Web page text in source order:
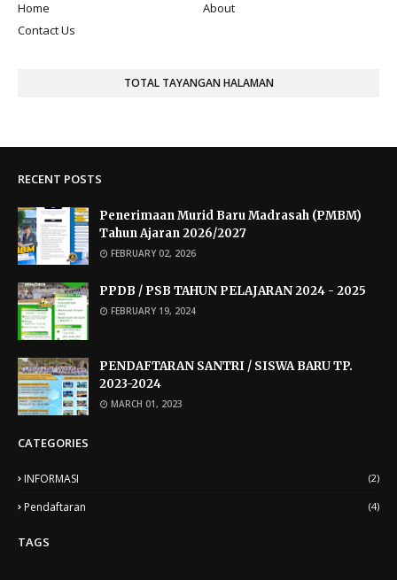
Home
About
Contact Us
TOTAL TAYANGAN HALAMAN
RECENT POSTS
Penerimaan Murid Baru Madrasah (PMBM)
Tahun Ajaran 2026/2027
FEBRUARY 02, 2026
PPDB / PSB TAHUN PELAJARAN 2024 - 2025
FEBRUARY 19, 2024
PENDAFTARAN SANTRI / SISWA BARU TP.
2023-2024
MARCH 01, 2023
CATEGORIES
INFORMASI (2)
Pendaftaran (4)
TAGS